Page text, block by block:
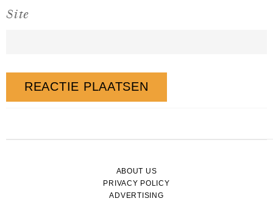
Site
ABOUT US
PRIVACY POLICY
ADVERTISING